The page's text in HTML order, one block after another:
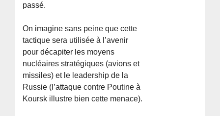
passé.
On imagine sans peine que cette
tactique sera utilisée à l’avenir
pour décapiter les moyens
nucléaires stratégiques (avions et
missiles) et le leadership de la
Russie (l’attaque contre Poutine à
Koursk illustre bien cette menace).